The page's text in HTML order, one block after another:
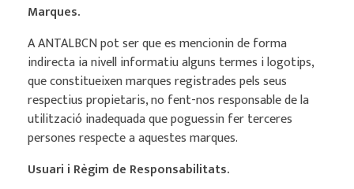
Marques.
A ANTALBCN pot ser que es mencionin de forma
indirecta ia nivell informatiu alguns termes i logotips,
que constitueixen marques registrades pels seus
respectius propietaris, no fent-nos responsable de la
utilització inadequada que poguessin fer terceres
persones respecte a aquestes marques.
Usuari i Règim de Responsabilitats.